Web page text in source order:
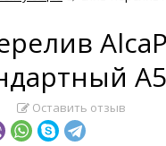
Оставить отзыв